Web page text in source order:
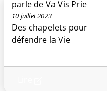
parle de Va Vis Prie
10 juillet 2023
Des chapelets pour
défendre la Vie